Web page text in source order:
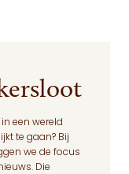
een wereld
te gaan? Bij
we de focus
Die